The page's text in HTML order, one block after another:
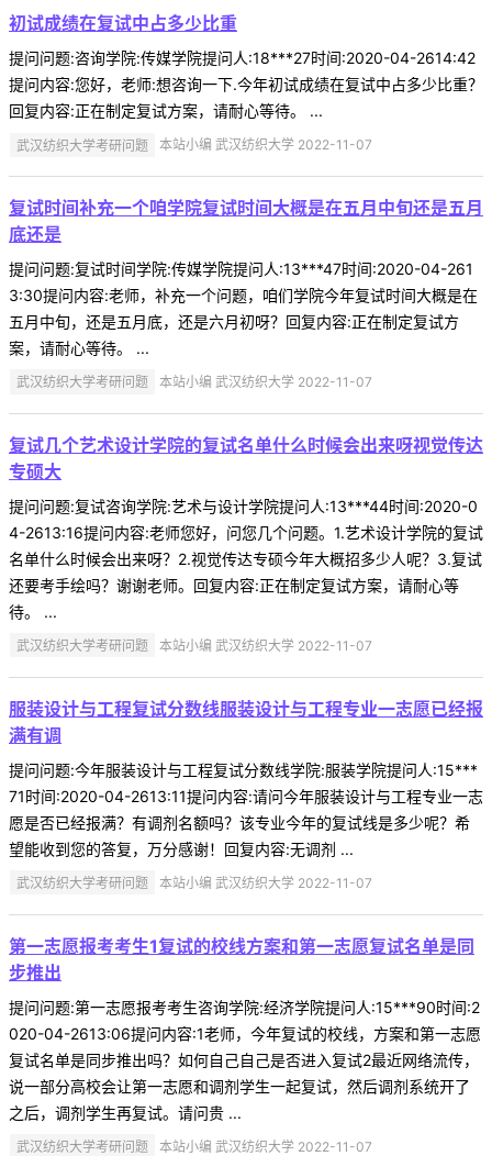
初试成绩在复试中占多少比重
提问问题:咨询学院:传媒学院提问人:18***27时间:2020-04-2614:42
提问内容:您好，老师:想咨询一下.今年初试成绩在复试中占多少比重？
回复内容:正在制定复试方案，请耐心等待。 ...
武汉纺织大学考研问题 本站小编 武汉纺织大学 2022-11-07
复试时间补充一个咱学院复试时间大概是在五月中旬还是五月
底还是
提问问题:复试时间学院:传媒学院提问人:13***47时间:2020-04-261
3:30提问内容:老师，补充一个问题，咱们学院今年复试时间大概是在
五月中旬，还是五月底，还是六月初呀？回复内容:正在制定复试方
案，请耐心等待。 ...
武汉纺织大学考研问题 本站小编 武汉纺织大学 2022-11-07
复试几个艺术设计学院的复试名单什么时候会出来呀视觉传达
专硕大
提问问题:复试咨询学院:艺术与设计学院提问人:13***44时间:2020-0
4-2613:16提问内容:老师您好，问您几个问题。1.艺术设计学院的复试
名单什么时候会出来呀？2.视觉传达专硕今年大概招多少人呢？3.复试
还要考手绘吗？谢谢老师。回复内容:正在制定复试方案，请耐心等
待。 ...
武汉纺织大学考研问题 本站小编 武汉纺织大学 2022-11-07
服装设计与工程复试分数线服装设计与工程专业一志愿已经报
满有调
提问问题:今年服装设计与工程复试分数线学院:服装学院提问人:15***
71时间:2020-04-2613:11提问内容:请问今年服装设计与工程专业一志
愿是否已经报满？有调剂名额吗？该专业今年的复试线是多少呢？希
望能收到您的答复，万分感谢！回复内容:无调剂 ...
武汉纺织大学考研问题 本站小编 武汉纺织大学 2022-11-07
第一志愿报考考生1复试的校线方案和第一志愿复试名单是同
步推出
提问问题:第一志愿报考考生咨询学院:经济学院提问人:15***90时间:2
020-04-2613:06提问内容:1老师，今年复试的校线，方案和第一志愿
复试名单是同步推出吗？如何自己自己是否进入复试2最近网络流传，
说一部分高校会让第一志愿和调剂学生一起复试，然后调剂系统开了
之后，调剂学生再复试。请问贵 ...
武汉纺织大学考研问题 本站小编 武汉纺织大学 2022-11-07